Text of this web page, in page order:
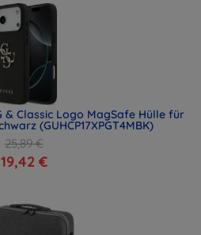
& Classic Logo MagSafe Hülle für
(GUHCP17XPGT4MBK)
25,89 €
19,42 €